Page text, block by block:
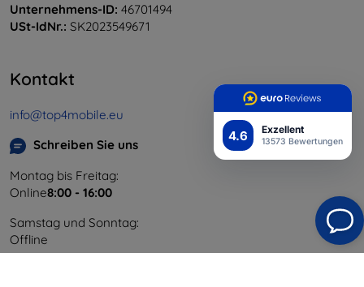
4.6 Exzellent
13573 Bewertungen
Unternehmens-ID: 46701494
USt-IdNr.: SK2023549671
Kontakt
info@top4mobile.eu
Schreiben Sie uns
Montag bis Freitag:
Online8:00 - 16:00
Samstag und Sonntag:
Offline